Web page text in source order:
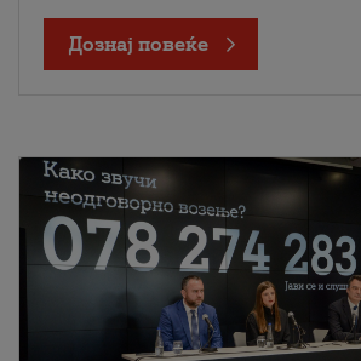
Дознај повеќе